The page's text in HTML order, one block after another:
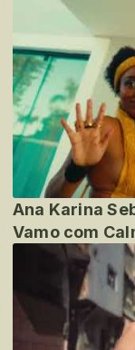
Ana Karina
Vamo com